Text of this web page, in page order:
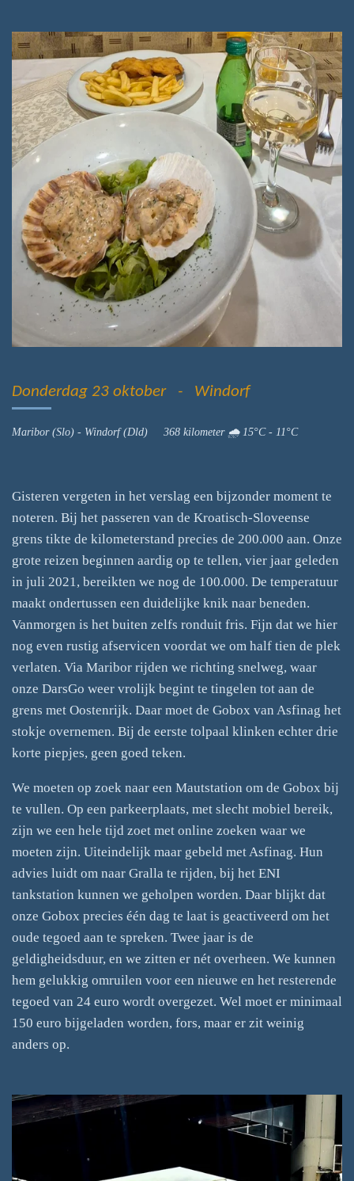
Donderdag 23 oktober - Windorf
Maribor (Slo) - Windorf (Dld) 368 kilometer 🌧 15°C - 11°C
Gisteren vergeten in het verslag een bijzonder moment te
noteren. Bij het passeren van de Kroatisch-Sloveense
grens tikte de kilometerstand precies de 200.000 aan. Onze
grote reizen beginnen aardig op te tellen, vier jaar geleden
in juli 2021, bereikten we nog de 100.000. De temperatuur
maakt ondertussen een duidelijke knik naar beneden.
Vanmorgen is het buiten zelfs ronduit fris. Fijn dat we hier
nog even rustig afservicen voordat we om half tien de plek
verlaten. Via Maribor rijden we richting snelweg, waar
onze DarsGo weer vrolijk begint te tingelen tot aan de
grens met Oostenrijk. Daar moet de Gobox van Asfinag het
stokje overnemen. Bij de eerste tolpaal klinken echter drie
korte piepjes, geen goed teken.
We moeten op zoek naar een Mautstation om de Gobox bij
te vullen. Op een parkeerplaats, met slecht mobiel bereik,
zijn we een hele tijd zoet met online zoeken waar we
moeten zijn. Uiteindelijk maar gebeld met Asfinag. Hun
advies luidt om naar Gralla te rijden, bij het ENI
tankstation kunnen we geholpen worden. Daar blijkt dat
onze Gobox precies één dag te laat is geactiveerd om het
oude tegoed aan te spreken. Twee jaar is de
geldigheidsduur, en we zitten er nét overheen. We kunnen
hem gelukkig omruilen voor een nieuwe en het resterende
tegoed van 24 euro wordt overgezet. Wel moet er minimaal
150 euro bijgeladen worden, fors, maar er zit weinig
anders op.